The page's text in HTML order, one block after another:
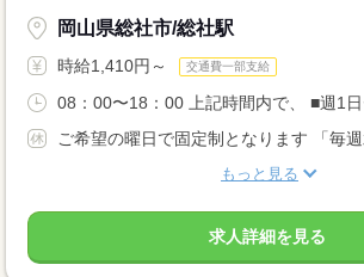
岡山県総社市/総社駅
時給1,410円～ 交通費一部支給
08：00〜18：00 上記時間内で、 ■週1日
ご希望の曜日で固定制となります 「毎週
もっと見る
求人詳細を見る